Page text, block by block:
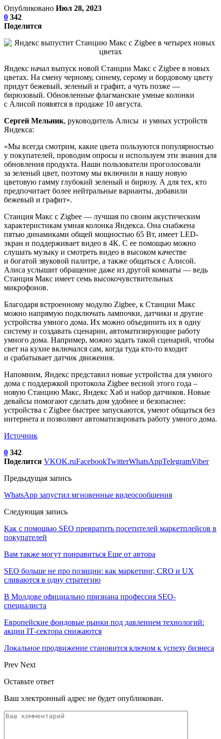
Опубликовано Июл 28, 2023
0 342
Поделится
Яндекс начал выпуск новой Станции Макс с Zigbee в новых
цветах. На смену черному, синему, серому и бордовому цвету
придут бежевый, зеленый и графит, а чуть позже —
бирюзовый. Обновленные флагманские умные колонки
с Алисой появятся в продаже 10 августа.
Сергей Мельник, руководитель Алисы и умных устройств
Яндекса:
«Мы всегда смотрим, какие цвета пользуются популярностью
у покупателей, проводим опросы и используем эти знания для
обновления продукта. Наши пользователи проголосовали
за зеленый цвет, поэтому мы включили в нашу новую
цветовую гамму глубокий зеленый и бирюзу. А для тех, кто
предпочитает более нейтральные варианты, добавили
бежевый и графит».
Станция Макс с Zigbee — лучшая по своим акустическим
характеристикам умная колонка Яндекса. Она снабжена
пятью динамиками общей мощностью 65 Вт, имеет LED-
экран и поддерживает видео в 4К. С ее помощью можно
слушать музыку и смотреть видео в высоком качестве
и богатой звуковой палитре, а также общаться с Алисой.
Алиса услышит обращение даже из другой комнаты — ведь
Станция Макс имеет семь высокочувствительных
микрофонов.
Благодаря встроенному модулю Zigbee, к Станции Макс
можно напрямую подключать лампочки, датчики и другие
устройства умного дома. Их можно объединить их в одну
систему и создавать сценарии, автоматизирующие работу
умного дома. Например, можно задать такой сценарий, чтобы
свет на кухне включался сам, когда туда кто-то входит
и срабатывает датчик движения.
Напомним, Яндекс представил новые устройства для умного
дома с поддержкой протокола Zigbee весной этого года –
новую Станцию Макс, Яндекс Хаб и набор датчиков. Новые
девайсы помогают сделать дом удобнее и безопаснее:
устройства с Zigbee быстрее запускаются, умеют общаться без
интернета и позволяют автоматизировать работу умного дома.
Источник
0 342
Поделится VKOK.ruFacebookTwitterWhatsAppTelegramViber
Предыдущая запись
WhatsApp запустил мгновенные видеосообщения
Следующая запись
Как с помощью SEO превратить посетителей маркетплейсов в
покупателей
Вам также могут понравиться Еще от автора
SEO больше не про позиции: как маркетинг, CRO и UX
сливаются в одну стратегию
В Молдове официально признана профессия SEO-
специалиста
Европейские фондовые рынки под давлением технологий:
акции IT‑сектора снижаются
Локальное продвижение становится ключом к успеху бизнеса
Prev Next
Оставьте ответ
Ваш электронный адрес не будет опубликован.